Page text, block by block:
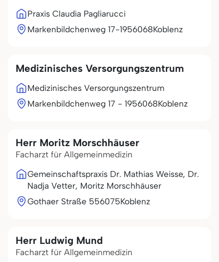
Praxis Claudia Pagliarucci
Markenbildchenweg 17-1956068Koblenz
Medizinisches Versorgungszentrum
Medizinisches Versorgungszentrum
Markenbildchenweg 17 - 1956068Koblenz
Herr Moritz Morschhäuser
Facharzt für Allgemeinmedizin
Gemeinschaftspraxis Dr. Mathias Weisse, Dr.
Nadja Vetter, Moritz Morschhäuser
Gothaer Straße 556075Koblenz
Herr Ludwig Mund
Facharzt für Allgemeinmedizin